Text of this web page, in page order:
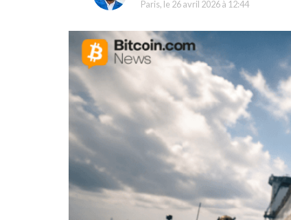
Paris, le 26 avril 2026 à 12:44